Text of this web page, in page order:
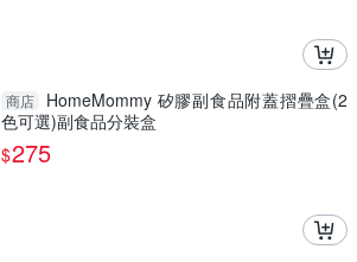
商店
HomeMommy 矽膠副食品附蓋摺疊盒(2
色可選)副食品分裝盒
$275